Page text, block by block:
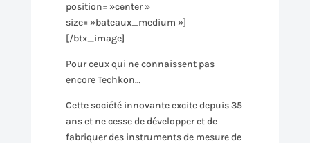
position= »center »
size= »bateaux_medium »]
[/btx_image]
Pour ceux qui ne connaissent pas
encore Techkon…
Cette société innovante excite depuis 35
ans et ne cesse de développer et de
fabriquer des instruments de mesure de